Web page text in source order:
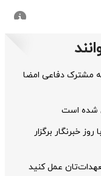
مشترک دفاعی امضا
شده است
خبرنگار برگزار
عمل کنید